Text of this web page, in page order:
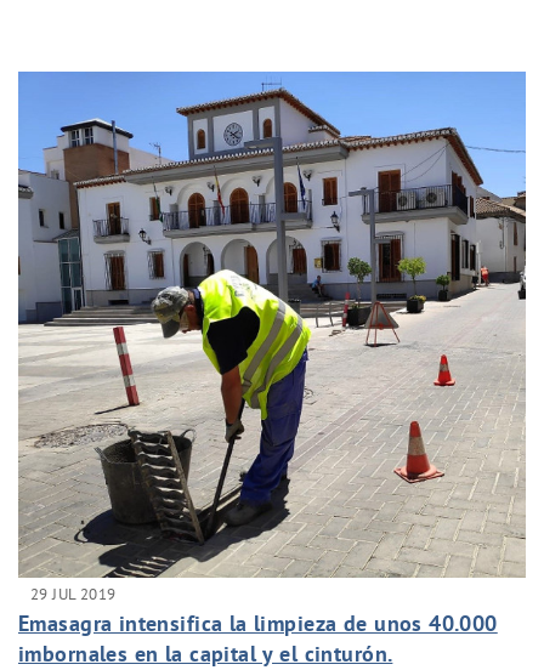
29 JUL 2019
Emasagra intensifica la limpieza de unos 40.000
imbornales en la capital y el cinturón.